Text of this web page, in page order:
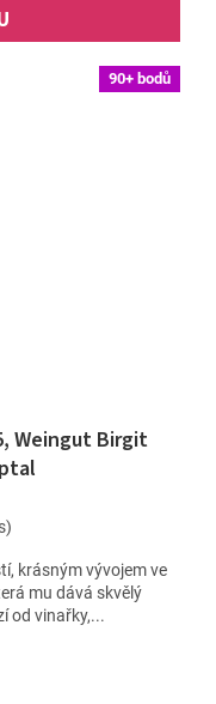
90+ bodů
Weingut Birgit
krásným vývojem ve
mu dává skvělý
od vinařky,...